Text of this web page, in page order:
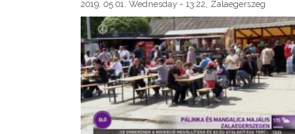
2019. 05 01. Wednesday - 13:22, Zalaegerszeg